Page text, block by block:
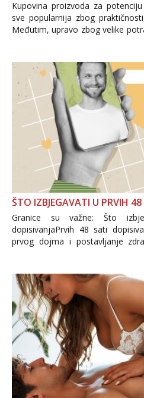
Kupovina proizvoda za
sve popularnija zbog
Međutim, upravo zbog velike
i brojni krivotvoreni
ŠTO IZBJEGAVATI U PRVIH
Granice su važne: Što
dopisivanjaPrvih 48 sati
prvog dojma i postavljanje
Važno je izbjeći prebrzo
informacija, jer nepoznata
povjerenje. Takođe...